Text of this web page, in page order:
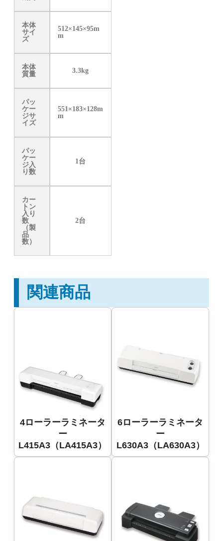
本体
サイ
ズ
512×145×95m
m
本体
質量
3.3kg
パッ
ケー
ジサ
イズ
551×183×128m
m
パッ
ケー
ジ入
り数
1台
カー
トン
入り
数
（製
品
数）
2台
関連商品
4ローラーラミネータ
ー
L415A3（LA415A3）
6ローラーラミネータ
ー
L630A3（LA630A3）